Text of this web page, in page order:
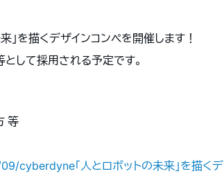
を描くデザインコンペを開催します！
して採用される予定です。
等
「人とロボットの未来」を描く